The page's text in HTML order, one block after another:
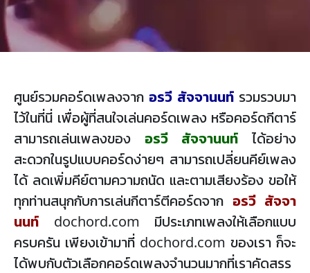
ศูนย์รวมคอร์ดเพลงจาก อรวี สัจจานนท์ รวมรวบมา
ไว้ในที่นี่ เพื่อผู้ที่สนใจเล่นคอร์ดเพลง หรือคอร์ดกีตาร์
สามารถเล่นเพลงของ อรวี สัจจานนท์ ได้อย่าง
สะดวกในรูปแบบคอร์ดง่ายๆ สามารถเปลี่ยนคีย์เพลง
ได้ ลดเพิ่มคีย์ตามความถนัด และตามเสียงร้อง ขอให้
ทุกท่านสนุกกับการเล่นกีตาร์ตีคอร์ดจาก อรวี สัจจา
นนท์ dochord.com มีประเภทเพลงให้เลือกแบบ
ครบครัน เพียงเข้ามาที่ dochord.com ของเรา ก็จะ
ได้พบกับตัวเลือกคอร์ดเพลงจำนวนมากที่เราคัดสรร